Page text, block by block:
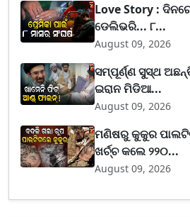
Love Story :
ଡେଲିଭରି... ୮...
August 09, 2026
ସମ୍ପୂର୍ଣ୍ଣ ସୁସ୍ଥ
ଇରାନ ମିଡିଆ...
August 09, 2026
ମଣିଷରୁ କୁକୁର
ଖର୍ଚ୍ଚ କଲେ ୨୨୦...
August 09, 2026